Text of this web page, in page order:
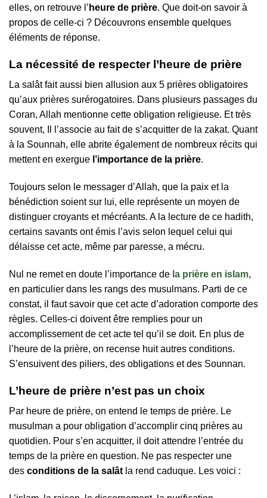
elles, on retrouve l’ heure de prière. Que doit-on savoir à
propos de celle-ci ? Découvrons ensemble quelques
éléments de réponse.
La nécessité de respecter l’heure de prière
La salât fait aussi bien allusion aux 5 prières obligatoires
qu’aux prières surérogatoires. Dans plusieurs passages du
Coran, Allah mentionne cette obligation religieuse. Et très
souvent, Il l’associe au fait de s’acquitter de la zakat. Quant
à la Sounnah, elle abrite également de nombreux récits qui
mettent en exergue l’importance de la prière.
Toujours selon le messager d’Allah, que la paix et la
bénédiction soient sur lui, elle représente un moyen de
distinguer croyants et mécréants. A la lecture de ce hadith,
certains savants ont émis l’avis selon lequel celui qui
délaisse cet acte, même par paresse, a mécru.
Nul ne remet en doute l’importance de la prière en islam,
en particulier dans les rangs des musulmans. Parti de ce
constat, il faut savoir que cet acte d’adoration comporte des
règles. Celles-ci doivent être remplies pour un
accomplissement de cet acte tel qu’il se doit. En plus de
l’heure de la prière, on recense huit autres conditions.
S’ensuivent des piliers, des obligations et des Sounnan.
L’heure de prière n’est pas un choix
Par heure de prière, on entend le temps de prière. Le
musulman a pour obligation d’accomplir cinq prières au
quotidien. Pour s’en acquitter, il doit attendre l’entrée du
temps de la prière en question. Ne pas respecter une
des conditions de la salât la rend caduque. Les voici :